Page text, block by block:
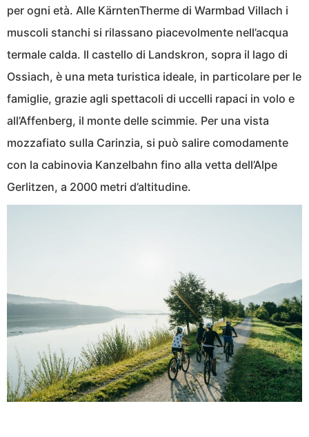
per ogni età. Alle KärntenTherme di Warmbad Villach i
muscoli stanchi si rilassano piacevolmente nell’acqua
termale calda. Il castello di Landskron, sopra il lago di
Ossiach, è una meta turistica ideale, in particolare per le
famiglie, grazie agli spettacoli di uccelli rapaci in volo e
all’Affenberg, il monte delle scimmie. Per una vista
mozzafiato sulla Carinzia, si può salire comodamente
con la cabinovia Kanzelbahn fino alla vetta dell’Alpe
Gerlitzen, a 2000 metri d’altitudine.